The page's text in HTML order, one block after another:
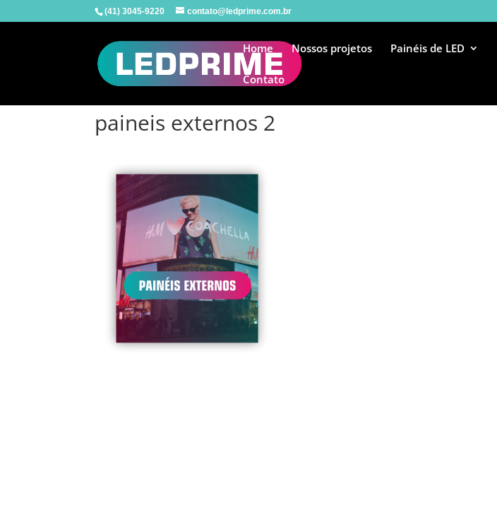
(41) 3045-9220 contato@ledprime.com.br
Home Nossos projetos Painéis de LED
Contato
paineis externos 2